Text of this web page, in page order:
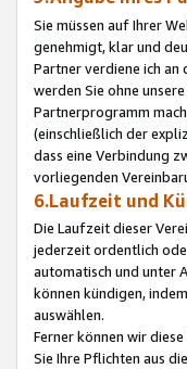
Sie müssen auf Ihrer
genehmigt, klar und
Partner verdiene ich an
werden Sie ohne
Partnerprogramm
(einschließlich der
dass eine Verbindung
vorliegenden
6.Laufzeit und
Die Laufzeit dieser
jederzeit ordentlich
automatisch und unter
können kündigen,
auswählen.
Ferner können wir
Sie Ihre Pflichten aus